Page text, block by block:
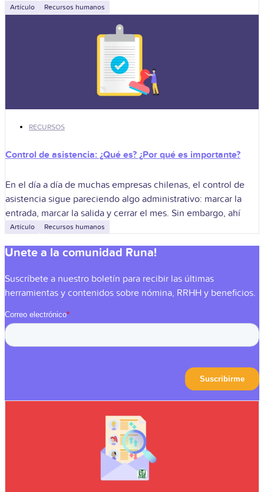
Artículo Recursos humanos
RECURSOS
Control de asistencia: ¿Qué es? ¿Por qué es importante?
En el día a día de muchas empresas chilenas, el control de
asistencia sigue pareciendo algo administrativo: marcar la
entrada, marcar la salida y cerrar el mes. Sin embargo, ahí
Artículo Recursos humanos
Unete a la comunidad Runa!
Suscríbete a nuestro boletín para recibir las últimas
herramientas y contenidos sobre nómina, RRHH y beneficios.